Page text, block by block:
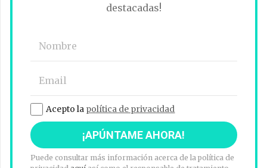
destacadas!
Acepto la política de privacidad
Puede consultar más información acerca de la política de